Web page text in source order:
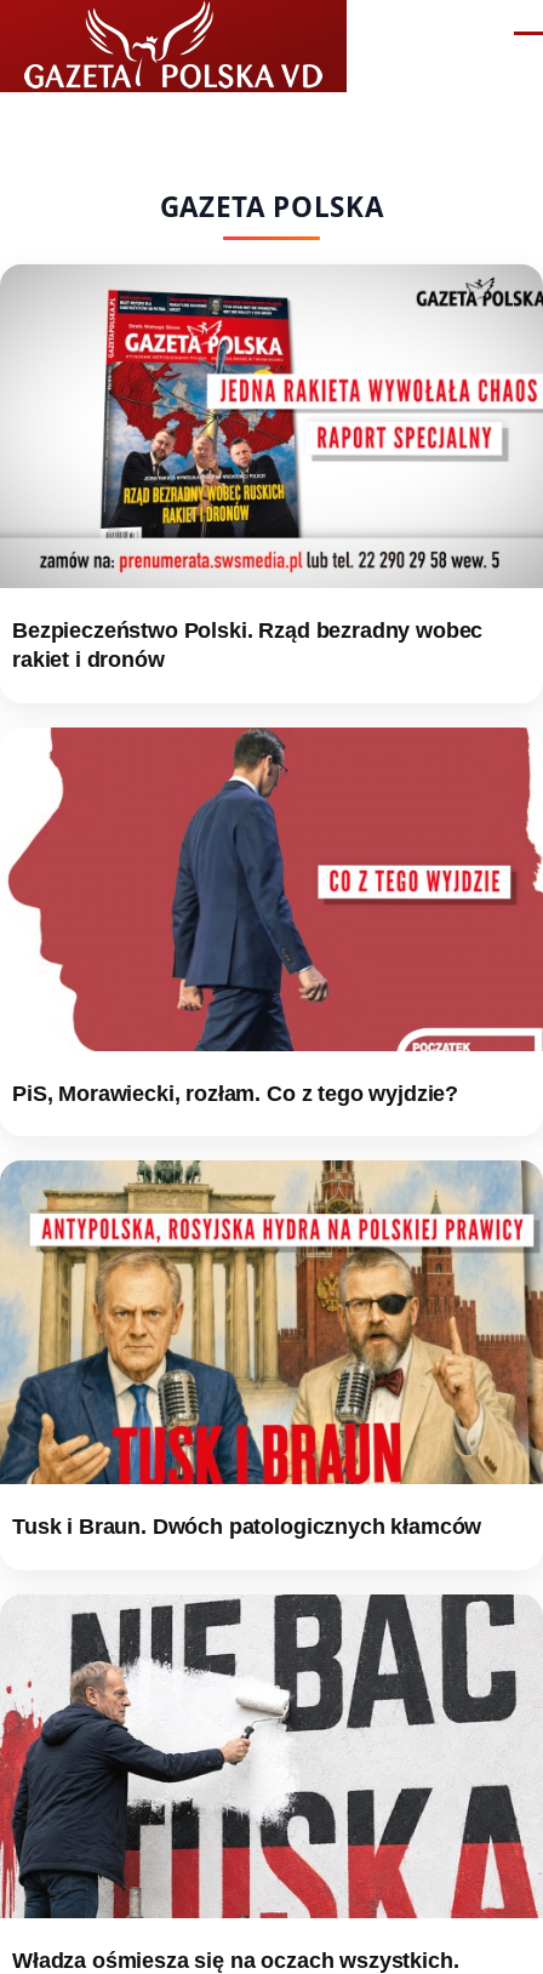
Przejdź do treści
GAZETA POLSKA
Bezpieczeństwo Polski. Rząd bezradny wobec
rakiet i dronów
PiS, Morawiecki, rozłam. Co z tego wyjdzie?
Tusk i Braun. Dwóch patologicznych kłamców
Władza ośmiesza się na oczach wszystkich.